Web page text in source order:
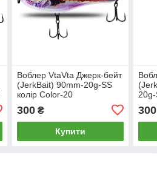
Воблер VtaVta Джерк-бейт
(JerkBait) 90mm-20g-SS
колір Color-20
300₴
Купити
20g-
300